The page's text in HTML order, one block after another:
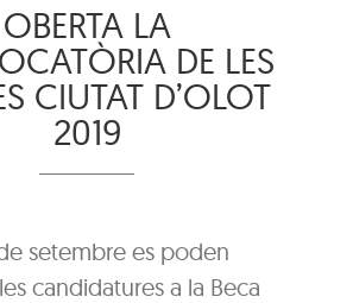
OBERTA LA
DE LES
CIUTAT D’OLOT
2019
setembre es poden
candidatures a la Beca